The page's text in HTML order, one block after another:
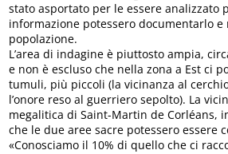
stato asportato per le essere analizzato
informazione potessero documentarlo e
popolazione.
L’area di indagine è piuttosto ampia,
e non è escluso che nella zona a Est ci
tumuli, più piccoli (la vicinanza al
l’onore reso al guerriero sepolto). La
megalitica di Saint-Martin de Corléans,
che le due aree sacre potessero essere
«Conosciamo il 10% di quello che ci